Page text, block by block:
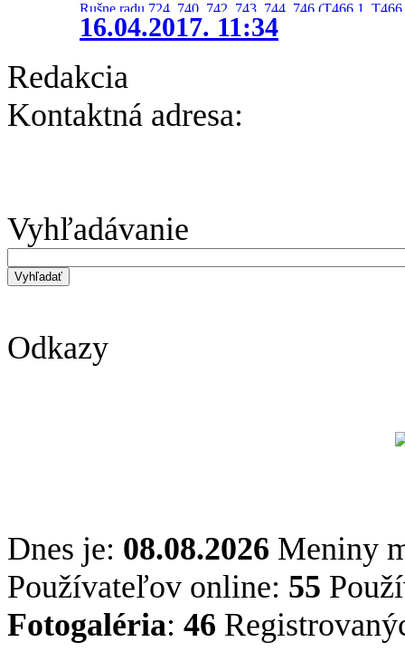
Rušne radu 724, 740, 742, 743, 744, 746 (T466.1,
16.04.2017. 11:34
Redakcia
Kontaktná adresa:
Vyhľadávanie
Odkazy
Dnes je: 08.08.2026 Meniny
Používateľov online: 55
Fotogaléria: 46